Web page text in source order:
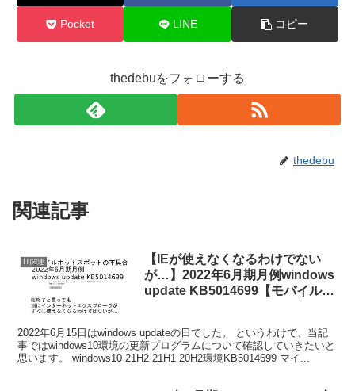
Pocket LINE コピー
thedebuをフォローする
thedebu
関連記事
IT関連
【IEが使えなくなるわけでない
が…】2022年6月期月例windows
update KB5014699【モバイルホ
2022年6月15日はwindows updateの日でした。 というわけで、当記
事ではwindows10環境の更新プログラムについて確認していきたいと
思います。 windows10 21H2 21H1 20H2環境KB5014699 マイ...